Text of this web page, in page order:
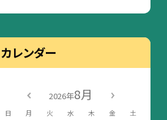
カレンダー
2026年8月
日 月 火 水 木 金 土